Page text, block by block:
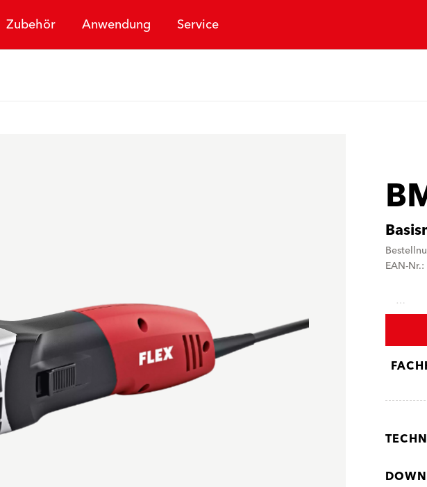
Zubehör Anwendung Service
EAN-
…